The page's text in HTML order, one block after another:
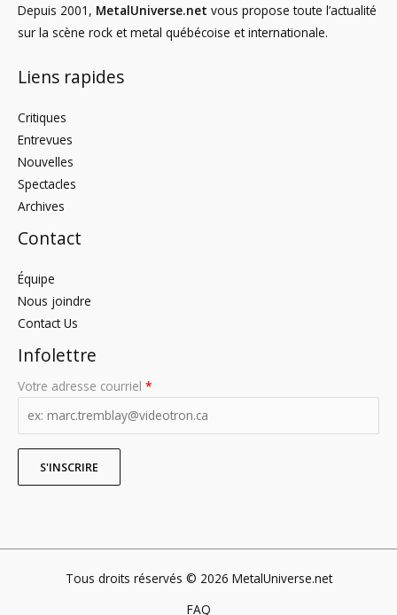
Depuis 2001, MetalUniverse.net vous propose toute l’actualité
sur la scène rock et metal québécoise et internationale.
Liens rapides
Critiques
Entrevues
Nouvelles
Spectacles
Archives
Contact
Équipe
Nous joindre
Contact Us
Infolettre
Votre adresse courriel *
Tous droits réservés © 2026 MetalUniverse.net
FAQ